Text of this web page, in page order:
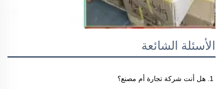
الأسئلة الشائعة
1. هل أنت شركة تجارة أم مصنع؟